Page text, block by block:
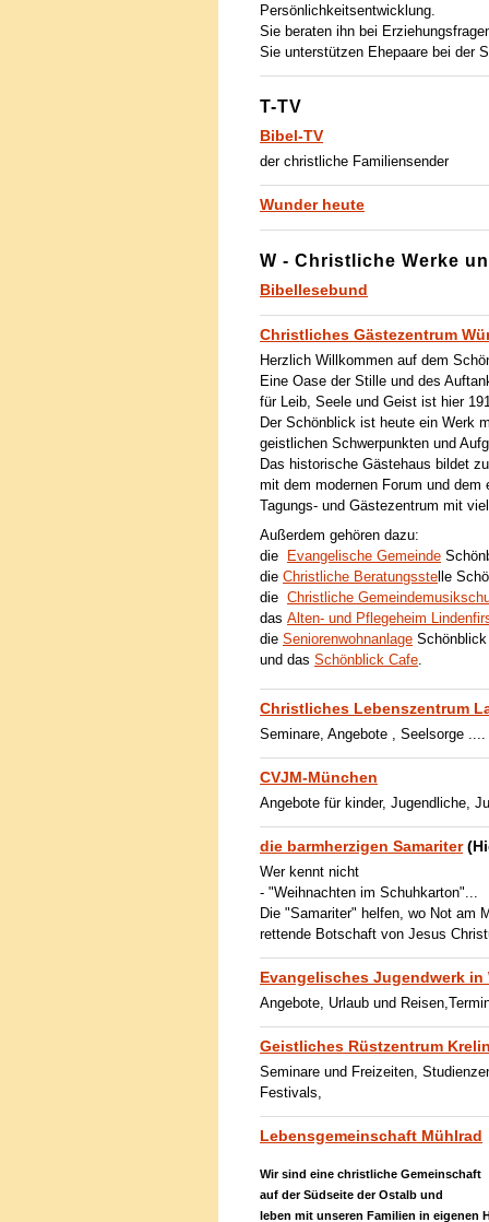
Persönlichkeitsentwicklung.
Sie beraten ihn bei
Sie unterstützen Ehepaare bei der
T-TV
Bibel-TV
der christliche Familiensender
Wunder heute
W - Christliche Werke
Bibellesebund
Christliches Gästezentrum
Herzlich Willkommen auf dem
Eine Oase der Stille und des
für Leib, Seele und Geist ist hier
Der Schönblick ist heute ein Werk
geistlichen Schwerpunkten und
Das historische Gästehaus bildet
mit dem modernen Forum und
Tagungs- und Gästezentrum mit
Außerdem gehören dazu:
die
Evangelische Gemeinde
die Christliche Beratungsste lle
die Christliche
das Alten- und Pflegeheim
die Seniorenwohnanlage
und das Schönblick Cafe.
Christliches Lebenszentrum
Seminare, Angebote , Seelsorge
CVJM-München
Angebote für kinder, Jugendliche,
die barmherzigen Samariter
Wer kennt nicht
- "Weihnachten im Schuhkarton"...
Die "Samariter" helfen, wo Not am
rettende Botschaft von Jesus
Evangelisches Jugendwerk in
Angebote, Urlaub und
Geistliches Rüstzentrum
Seminare und Freizeiten,
Festivals,
Lebensgemeinschaft Mühlrad
Wir sind eine christliche Gemeinschaft
auf der Südseite der Ostalb und
leben mit unseren Familien in eigenen